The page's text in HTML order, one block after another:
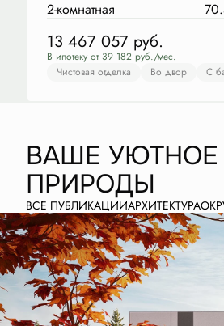
2-комнатная
13 467 057 руб.
В ипотеку от 39 182 руб./мес.
Чистовая отделка
Во двор С
ВАШЕ УЮТНОЕ
ПРИРОДЫ
ВСЕ ПУБЛИКАЦИИАРХИТЕКТУРА